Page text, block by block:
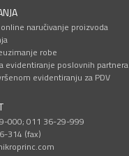
naručivanje proizvoda
robe
evidentiranje poslovnih partnera
evidentiranju za PDV
000; 011 36-29-999
314 (fax)